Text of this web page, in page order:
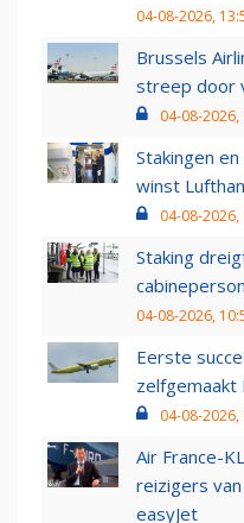
04-08-2026,
Brussels
streep door
04-08-2026,
Stakingen
winst
04-08-2026,
Staking
04-08-2026,
Eerste
zelfgemaakt
04-08-2026,
Air France-
reizigers van
easyJet